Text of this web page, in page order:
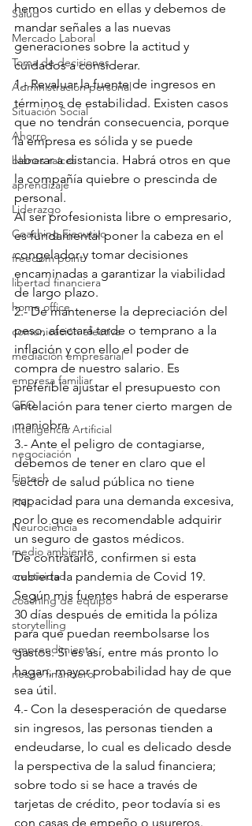
Salud
Mercado Laboral
Toma de decisiones
Administración personal
Situación Social
Ahorro
bienes raíces
aprendizaje
Liderazgo
Coaching Ejecutivo
freedom point
libertad financiera
home office
comunicación efectiva
mediación empresarial
empresa familiar
CEO
Inteligencia Artificial
negociación
Fintech
PNL
Neurociencia
medio ambiente
creatividad
coaching de equipo
storytelling
emprendimiento
riesgo financiero
hemos curtido en ellas y debemos de
mandar señales a las nuevas
generaciones sobre la actitud y
cuidados a considerar.
1.- Revaluar la fuente de ingresos en
términos de estabilidad. Existen casos
que no tendrán consecuencia, porque
la empresa es sólida y se puede
laborar a distancia. Habrá otros en que
la compañía quiebre o prescinda de
personal.
Al ser profesionista libre o empresario,
es fundamental poner la cabeza en el
congelador y tomar decisiones
encaminadas a garantizar la viabilidad
de largo plazo.
2.- De mantenerse la depreciación del
peso, afectará tarde o temprano a la
inflación y con ello el poder de
compra de nuestro salario. Es
preferible ajustar el presupuesto con
antelación para tener cierto margen de
maniobra.
3.- Ante el peligro de contagiarse,
debemos de tener en claro que el
sector de salud pública no tiene
capacidad para una demanda excesiva,
por lo que es recomendable adquirir
un seguro de gastos médicos.
De contratarlo, confirmen si esta
cubierta la pandemia de Covid 19.
Según mis fuentes habrá de esperarse
30 días después de emitida la póliza
para que puedan reembolsarse los
gastos. Si es así, entre más pronto lo
hagan, mayor probabilidad hay de que
sea útil.
4.- Con la desesperación de quedarse
sin ingresos, las personas tienden a
endeudarse, lo cual es delicado desde
la perspectiva de la salud financiera;
sobre todo si se hace a través de
tarjetas de crédito, peor todavía si es
con casas de empeño o usureros.